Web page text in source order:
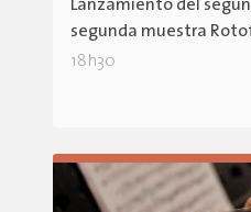
Lanzamiento del
segunda muestra
18h30